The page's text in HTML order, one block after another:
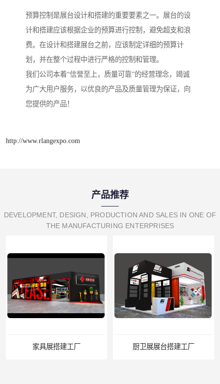
预算控制是展台设计和搭建的重要要素之一。展台的设
计和搭建应该根据企业的预算进行控制，避免超支和浪
费。在设计和搭建展台之前，应该制定详细的预算计
划，并在整个过程中进行严格的控制和管理。
我们公司本着“信誉至上，质量可靠”的经营理念，竭诚
为广大用户服务，以优良的产品及质量管理为保证，向
您提供的产品！
http://www.rlangexpo.com
产品推荐
DEVELOPMENT, DESIGN, PRODUCTION AND SALES IN ONE OF
THE MANUFACTURING ENTERPRISES
家具展搭建工厂 厨卫展展台搭建工厂